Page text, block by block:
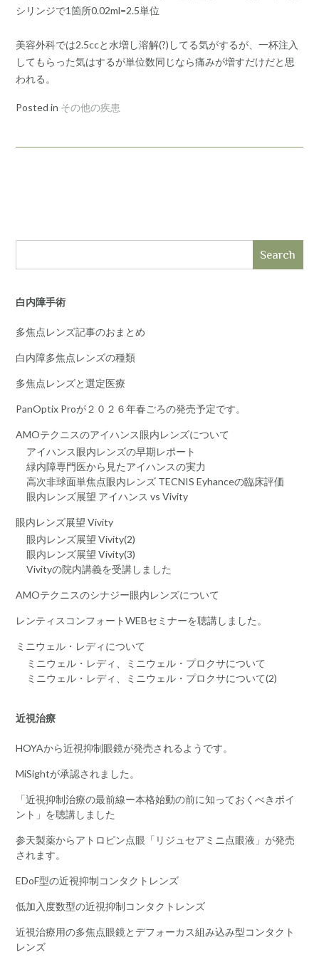
シリンジで1箇所0.02ml=2.5単位
美容外科では2.5ccと水増し溶解(?)してる気がするが、一杯注入
してもらった気はするが単位数同じなら痛みが増すだけだと思
われる。
Posted in その他の疾患
Search
白内障手術
多焦点レンズ記事のおまとめ
白内障多焦点レンズの種類
多焦点レンズと選定医療
PanOptix Proが２０２６年春ごろの発売予定です。
AMOテクニスのアイハンス眼内レンズについて
アイハンス眼内レンズの早期レポート
緑内障専門医から見たアイハンスの実力
高次非球面単焦点眼内レンズ TECNIS Eyhanceの臨床評価
眼内レンズ展望 アイハンス vs Vivity
眼内レンズ展望 Vivity
眼内レンズ展望 Vivity(2)
眼内レンズ展望 Vivity(3)
Vivityの院内講義を受講しました
AMOテクニスのシナジー眼内レンズについて
レンティスコンフォートWEBセミナーを聴講しました。
ミニウェル・レディについて
ミニウェル・レディ、ミニウェル・プロクサについて
ミニウェル・レディ、ミニウェル・プロクサについて(2)
近視治療
HOYAから近視抑制眼鏡が発売されるようです。
MiSightが承認されました。
「近視抑制治療の最前線ー本格始動の前に知っておくべきポイ
ント」を聴講しました
参天製薬からアトロピン点眼「リジュセアミニ点眼液」が発売
されます。
EDoF型の近視抑制コンタクトレンズ
低加入度数型の近視抑制コンタクトレンズ
近視治療用の多焦点眼鏡とデフォーカス組み込み型コンタクト
レンズ